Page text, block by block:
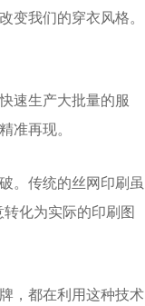
变我们的穿衣风格。
速生产大批量的服
准再现。
。传统的丝网印刷虽
化为实际的印刷图
，都在利用这种技术